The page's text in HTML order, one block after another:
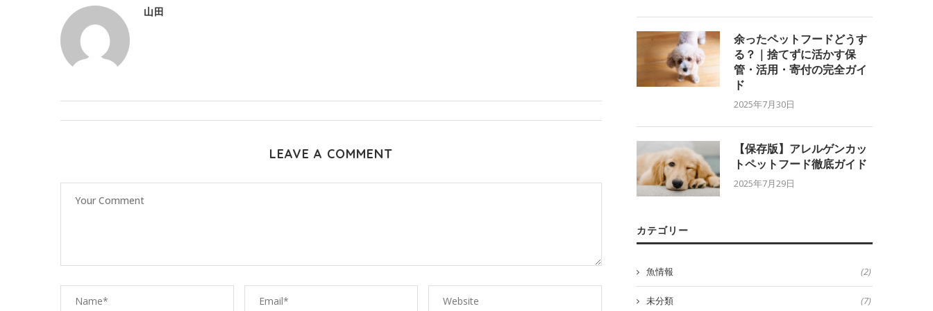
山田
LEAVE A COMMENT
余ったペットフードどうす
る？｜捨てずに活かす保
管・活用・寄付の完全ガイ
ド
2025年7月30日
【保存版】アレルゲンカッ
トペットフード徹底ガイド
2025年7月29日
カテゴリー
魚情報 (2)
未分類 (7)